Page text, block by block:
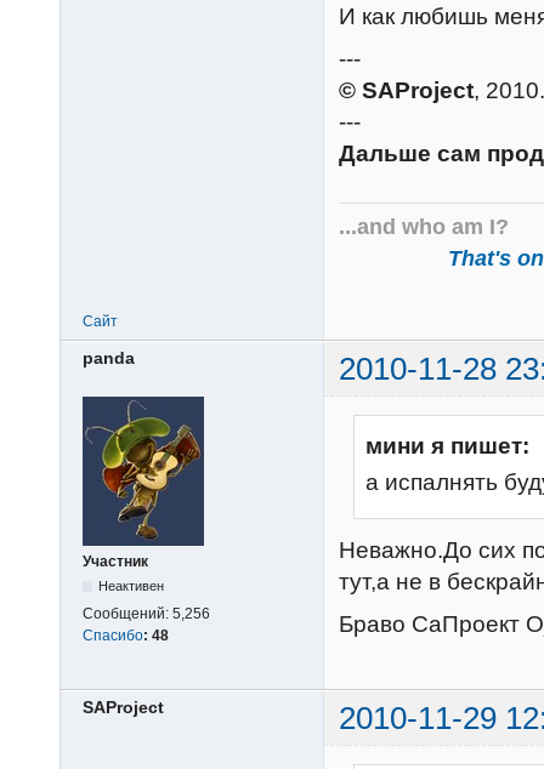
И как любишь
---
© SAProject, 2010.
---
Дальше сам
...and who am I?
That's
Сайт
panda 2010-11-28
Участник
Неактивен
Сообщений: 5,256
Спасибо: 48
мини я пишет:
а испалнять
Неважно.До сих
тут,а не в
Браво СаПроект
SAProject 2010-11-29